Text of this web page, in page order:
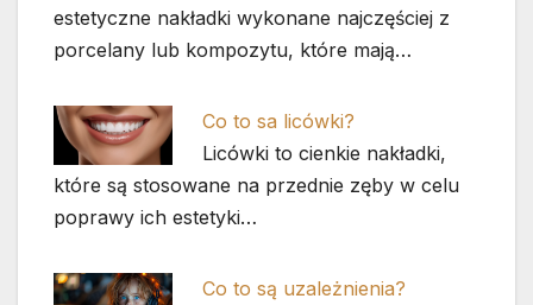
estetyczne nakładki wykonane najczęściej z
porcelany lub kompozytu, które mają…
Co to sa licówki?
Licówki to cienkie nakładki,
które są stosowane na przednie zęby w celu
poprawy ich estetyki…
Co to są uzależnienia?